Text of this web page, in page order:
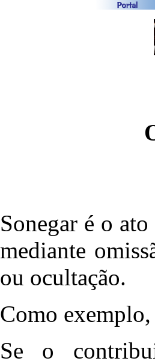
Sonegar é o
mediante
ou ocultação.
Como
Se o